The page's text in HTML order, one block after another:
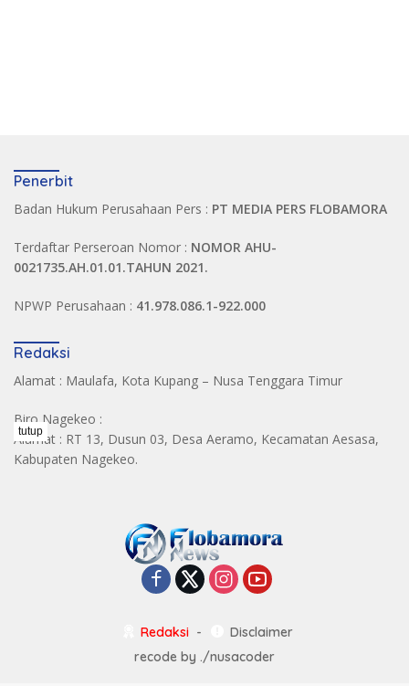
Penerbit
Badan Hukum Perusahaan Pers : PT MEDIA PERS FLOBAMORA
Terdaftar Perseroan Nomor : NOMOR AHU-
0021735.AH.01.01.TAHUN 2021.
NPWP Perusahaan : 41.978.086.1-922.000
Redaksi
Alamat : Maulafa, Kota Kupang – Nusa Tenggara Timur
Biro Nagekeo :
Alamat : RT 13, Dusun 03, Desa Aeramo, Kecamatan Aesasa,
Kabupaten Nagekeo.
Redaksi
Disclaimer
recode by ./nusacoder
tutup